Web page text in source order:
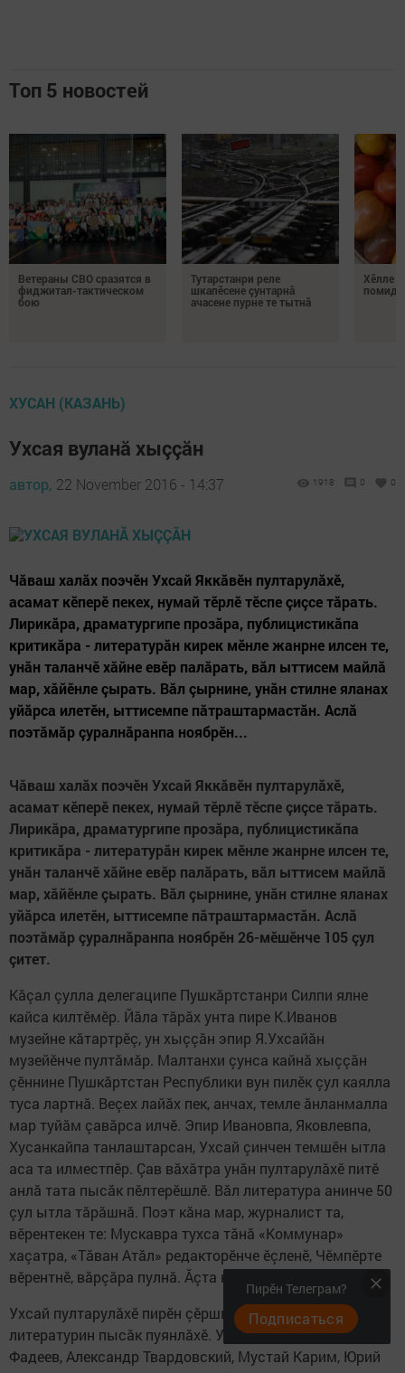
Топ 5 новостей
Ветераны СВО сразятся в
фиджитал-тактическом
бою
Тутарстанри реле
шкапӗсене çунтарнă
ачасене пурне те тытнă
Хӗлле
ХУСАН (КАЗАНЬ)
Ухсая вуланă хыççăн
автор, 22 November 2016 - 14:37 1918 0 0
Чăваш халăх поэчӗн Ухсай Яккăвӗн пултарулăхӗ,
асамат кӗперӗ пекех, нумай тӗрлӗ тӗспе çиçсе тăрать.
Ли­рикăра, драматургипе прозăра, публицистикăпа
критикăра - литературăн кирек мӗнле жанрне илсен те,
унăн таланчӗ хăйне евӗр палăрать, вăл ыттисем майлă
мар, хăйӗнле çырать. Вăл çырнине, унăн стилне яланах
уйăрса илетӗн, ыттисемпе пăтраштармастăн. Аслă
поэтăмăр çуралнăранпа ноябрӗн...
Чăваш халăх поэчӗн Ухсай Яккăвӗн пултарулăхӗ,
асамат кӗперӗ пекех, нумай тӗрлӗ тӗспе çиçсе тăрать.
Ли­рикăра, драматургипе прозăра, публицистикăпа
критикăра - литературăн кирек мӗнле жанрне илсен те,
унăн таланчӗ хăйне евӗр палăрать, вăл ыттисем майлă
мар, хăйӗнле çырать. Вăл çырнине, унăн стилне яланах
уйăрса илетӗн, ыттисемпе пăтраштармастăн. Аслă
поэтăмăр çуралнăранпа ноябрӗн 26-мӗшӗнче 105 çул
çитет.
Кăçал çулла делегаципе Пушкăртстанри Силпи ялне
кайса килтӗмӗр. Йăла тăрăх унта пире К.Иванов
музейне кăтартрӗç, ун хыççăн эпир Я.Ухсайăн
музейӗнче пултăмăр. Малтанхи çунса кайнă хыççăн
çӗннине Пушкăртстан Республики вун пилӗк çул каялла
туса лартнă. Веçех лайăх пек, анчах, темле ăнланмалла
мар туйăм çавăрса илчӗ. Эпир Ивановпа, Яковлевпа,
Хусанкайпа танлаштарсан, Ухсай çинчен темшӗн ытла
аса та илместпӗр. Çав вăхăтра унăн пултарулăхӗ питӗ
анлă тата пысăк пӗлтерӗшлӗ. Вăл литература анинче 50
çул ытла тăрăшнă. Поэт кăна мар, журналист та,
вӗрентекен те: Мускавра тухса тăнă «Коммунар»
хаçатра, «Тăван Атăл» редакторӗнче ӗçленӗ, Чӗмпӗрте
вӗрентнӗ, вăрçăра пулнă. Ăçта кăна çитмен.
Ухсай пултарулăхӗ пирӗн çӗршывăн нумай нациллӗ
литературин пысăк пуянлăхӗ. Унăн поэзине Александр
Фадеев, Александр Твардовский, Мустай Карим, Юрий
Пирӗн Телеграм?
Подписаться